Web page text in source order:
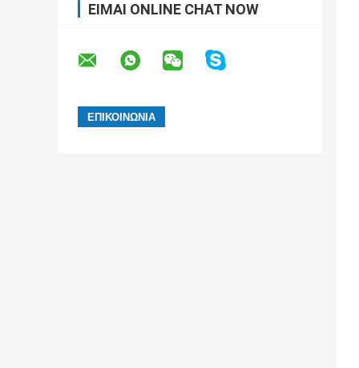
ΕΊΜΑΙ ONLINE CHAT NOW